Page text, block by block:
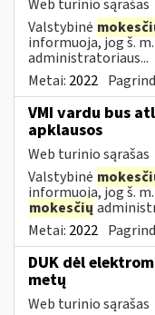
Web turinio sąrašas
Valstybinė
informuoja, jog š.
administratoriaus...
Metai: 2022
VMI vardu bus
apklausos
Web turinio sąrašas
Valstybinė
informuoja, jog š.
mokesčių
Metai: 2022
DUK dėl
metų
Web turinio sąrašas